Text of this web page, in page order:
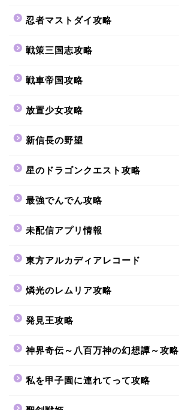
忍者マストダイ攻略
戦策三国志攻略
戦車帝国攻略
放置少女攻略
新信長の野望
星のドラゴンクエスト攻略
最強でんでん攻略
未配信アプリ情報
東方アルカディアレコード
燐光のレムリア攻略
発見王攻略
神界奇伝～八百万神の幻想譚～攻略
私を甲子園に連れてって攻略